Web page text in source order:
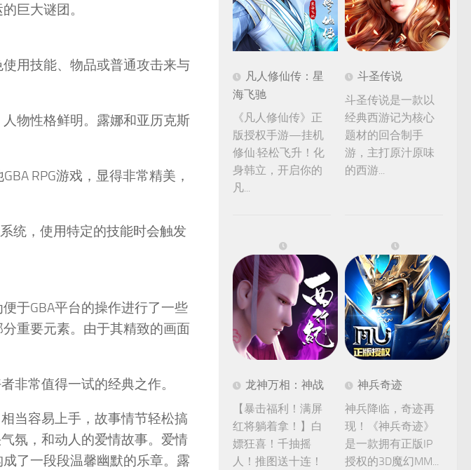
巨大谜团。
用技能、物品或普通攻击来与
物性格鲜明。露娜和亚历克斯
RPG游戏，显得非常精美，
统，使用特定的技能时会触发
于GBA平台的操作进行了一些
重要元素。由于其精致的画面
非常值得一试的经典之作。
当容易上手，故事情节轻松搞
氛，和动人的爱情故事。爱情
了一段段温馨幽默的乐章。露
凡人修仙传：星
海飞驰
《凡人修仙传》正
版授权手游—挂机
修仙·轻松飞升！化
身韩立，开启你的
凡...
斗圣传说
斗圣传说是一款以
经典西游记为核心
题材的回合制手
游，主打原汁原味
的西游...
龙神万相：神战
【暴击福利！满屏
红将躺着拿！】白
嫖狂喜！千抽摇
人！推图送十连！
神兵奇迹
神兵降临，奇迹再
现！《神兵奇迹》
是一款拥有正版IP
授权的3D魔幻MM...